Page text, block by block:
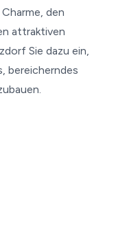
den
attraktiven
Sie dazu ein,
bereicherndes